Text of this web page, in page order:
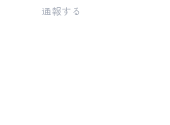
通報する